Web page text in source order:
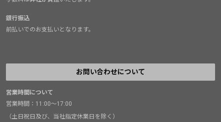
銀行振込
前払いでのお支払いとなります。
お問い合わせについて
営業時間について
営業時間：11:00～17:00
（土日祝日及び、当社指定休業日を除く）